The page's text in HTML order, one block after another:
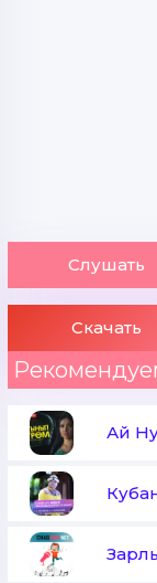
Слушать
Скачать
Ай